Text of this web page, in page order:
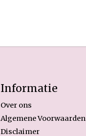
Informatie
Over ons
Algemene Voorwaarden
Disclaimer